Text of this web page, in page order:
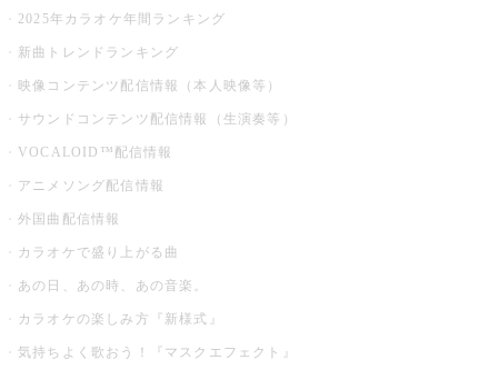
2025年カラオケ年間ランキング
新曲トレンドランキング
映像コンテンツ配信情報（本人映像等）
サウンドコンテンツ配信情報（生演奏等）
VOCALOID™配信情報
アニメソング配信情報
外国曲配信情報
カラオケで盛り上がる曲
あの日、あの時、あの音楽。
カラオケの楽しみ方『新様式』
気持ちよく歌おう！『マスクエフェクト』